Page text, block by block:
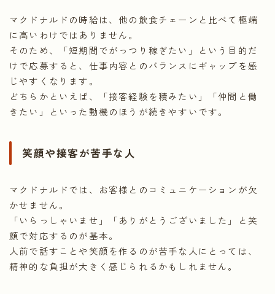
マクドナルドの時給は、他の飲食チェーンと比べて極端
に高いわけではありません。
そのため、「短期間でがっつり稼ぎたい」という目的だ
けで応募すると、仕事内容とのバランスにギャップを感
じやすくなります。
どちらかといえば、「接客経験を積みたい」「仲間と働
きたい」といった動機のほうが続きやすいです。
笑顔や接客が苦手な人
マクドナルドでは、お客様とのコミュニケーションが欠
かせません。
「いらっしゃいませ」「ありがとうございました」と笑
顔で対応するのが基本。
人前で話すことや笑顔を作るのが苦手な人にとっては、
精神的な負担が大きく感じられるかもしれません。